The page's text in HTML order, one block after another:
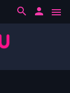
menu
person
search